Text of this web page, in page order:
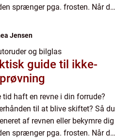
sprænger pga. frosten. Når du
Jensen
og bilglas
haft en revne i din forrude?
til at blive skiftet? Så du
af revnen eller bekymre dig
sprænger pga. frosten. Når du